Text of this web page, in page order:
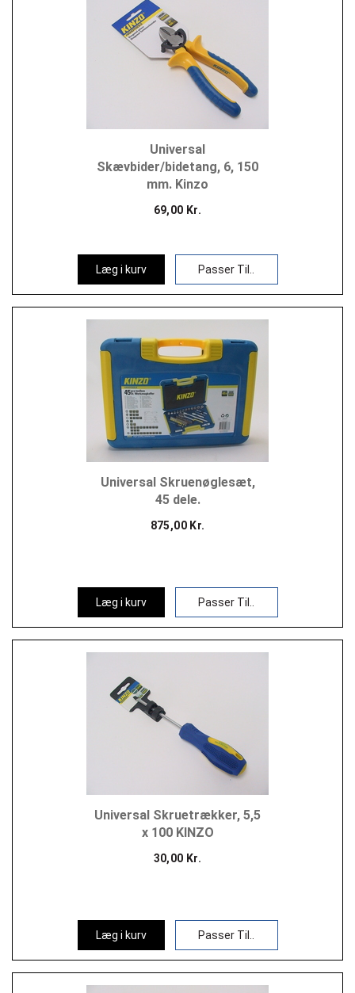
Universal
Skævbider/bidetang, 6, 150
mm. Kinzo
69,00 Kr.
Læg i kurv Passer Til..
Universal Skruenøglesæt,
45 dele.
875,00 Kr.
Læg i kurv Passer Til..
Universal Skruetrækker, 5,5
x 100 KINZO
30,00 Kr.
Læg i kurv Passer Til..